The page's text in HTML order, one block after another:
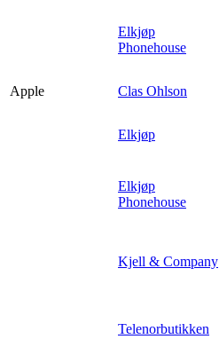
Elkjøp
Phonehouse
Apple
Clas Ohlson
Elkjøp
Elkjøp
Phonehouse
Kjell & Company
Telenorbutikken